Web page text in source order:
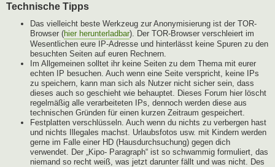
Technische Tipps
Das vielleicht beste Werkzeug zur Anonymisierung ist der TOR-
Browser (hier herunterladbar). Der TOR-Browser verschleiert im
Wesentlichen eure IP-Adresse und hinterlässt keine Spuren zu den
besuchten Seiten auf euren Rechnern.
Im Allgemeinen solltet ihr keine Seiten zu dem Thema mit eurer
echten IP besuchen. Auch wenn eine Seite verspricht, keine IPs
zu speichern, kann man sich als Nutzer nicht sicher sein, dass
dieses auch so geschieht wie behauptet. Dieses Forum hier löscht
regelmäßig alle verarbeiteten IPs, dennoch werden diese aus
technischen Gründen für einen kurzen Zeitraum gespeichert.
Festplatten verschlüsseln. Auch wenn du nichts zu verbergen hast
und nichts Illegales machst. Urlaubsfotos usw. mit Kindern werden
gerne im Falle einer HD (Hausdurchsuchung) gegen dich
verwendet. Der „Kipo- Paragraph“ ist so schwammig formuliert, das
niemand so recht weiß, was jetzt darunter fällt und was nicht. Des